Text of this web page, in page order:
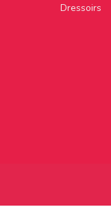
Dressoirs